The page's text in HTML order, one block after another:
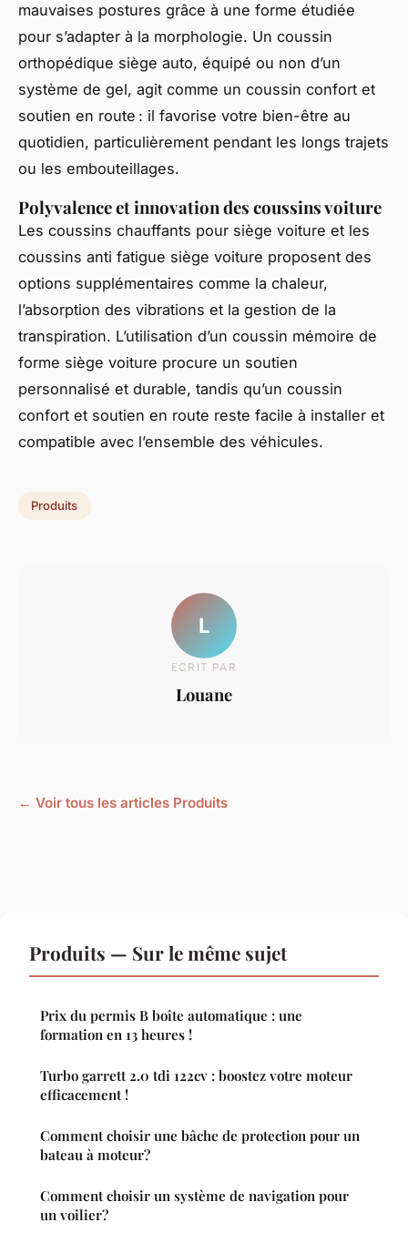
mauvaises postures grâce à une forme étudiée
pour s’adapter à la morphologie. Un coussin
orthopédique siège auto, équipé ou non d’un
système de gel, agit comme un coussin confort et
soutien en route : il favorise votre bien-être au
quotidien, particulièrement pendant les longs trajets
ou les embouteillages.
Polyvalence et innovation des coussins voiture
Les coussins chauffants pour siège voiture et les
coussins anti fatigue siège voiture proposent des
options supplémentaires comme la chaleur,
l’absorption des vibrations et la gestion de la
transpiration. L’utilisation d’un coussin mémoire de
forme siège voiture procure un soutien
personnalisé et durable, tandis qu’un coussin
confort et soutien en route reste facile à installer et
compatible avec l’ensemble des véhicules.
Produits
L
ECRIT PAR
Louane
← Voir tous les articles Produits
Produits — Sur le même sujet
Prix du permis B boîte automatique : une
formation en 13 heures !
Turbo garrett 2.0 tdi 122cv : boostez votre moteur
efficacement !
Comment choisir une bâche de protection pour un
bateau à moteur?
Comment choisir un système de navigation pour
un voilier?